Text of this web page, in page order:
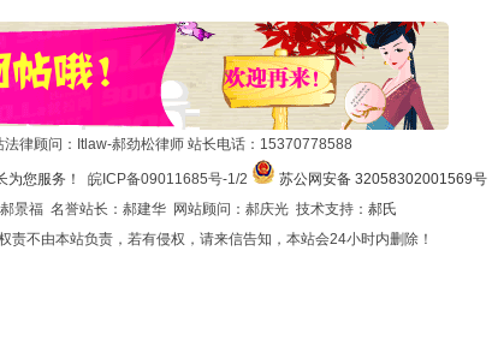
法律顾问：Itlaw-郝劲松律师 站长电话：15370778588
皖ICP备09011685号-1/2
苏公网安备 32058302001569号
景福 名誉站长：郝建华 网站顾问：郝庆光 技术支持： 郝氏
不由本站负责，若有侵权，请来信告知，本站会24小时内删除！